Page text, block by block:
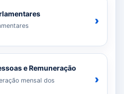
›
e Remuneração
mensal dos
›